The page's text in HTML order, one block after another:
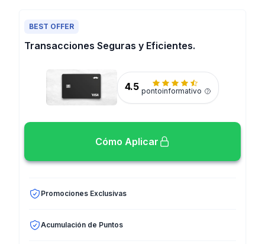
BEST OFFER
Transacciones Seguras y Eficientes.
4.5 pontoinformativo
Cómo Aplicar
Promociones Exclusivas
Acumulación de Puntos